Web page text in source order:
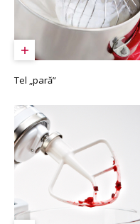
Tel „pară”